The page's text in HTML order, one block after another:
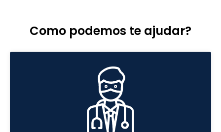
Como podemos te ajudar?